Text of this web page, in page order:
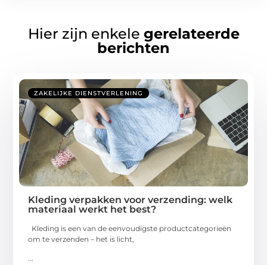
Hier zijn enkele gerelateerde
berichten
ZAKELIJKE DIENSTVERLENING
Kleding verpakken voor verzending: welk
materiaal werkt het best?
Kleding is een van de eenvoudigste productcategorieën
om te verzenden – het is licht,
...